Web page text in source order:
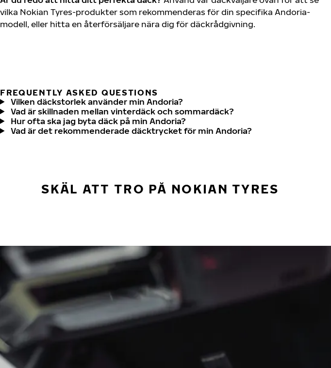
vilka Nokian Tyres-produkter som rekommenderas för din specifika Andoria-
modell, eller hitta en återförsäljare nära dig för däckrådgivning.
FREQUENTLY ASKED QUESTIONS
Vilken däckstorlek använder min Andoria?
Vad är skillnaden mellan vinterdäck och sommardäck?
Hur ofta ska jag byta däck på min Andoria?
Vad är det rekommenderade däcktrycket för min Andoria?
SKÄL ATT TRO PÅ NOKIAN TYRES